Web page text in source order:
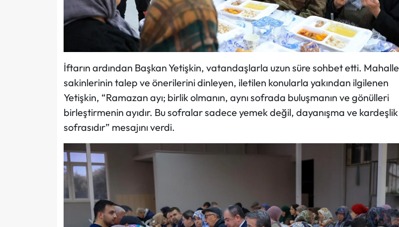
İftarın ardından Başkan Yetişkin, vatandaşlarla uzun süre sohbet etti. Mahalle
sakinlerinin talep ve önerilerini dinleyen, iletilen konularla yakından ilgilenen
Yetişkin, “Ramazan ayı; birlik olmanın, aynı sofrada buluşmanın ve gönülleri
birleştirmenin ayıdır. Bu sofralar sadece yemek değil, dayanışma ve kardeşlik
sofrasıdır” mesajını verdi.